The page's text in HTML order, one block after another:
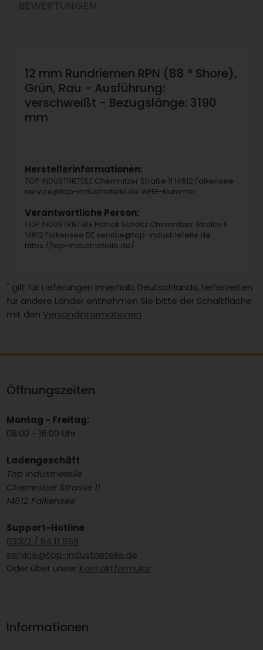
12 mm Rundriemen RPN (88 ° Shore),
Grün, Rau - Ausführung:
verschweißt - Bezugslänge: 3190
mm
Herstellerinformationen:
TOP INDUSTRIETEILE Chemnitzer Straße 11 14612 Falkensee
service@top-industrieteile.de WEEE-Nummer:
Verantwortliche Person:
TOP INDUSTRIETEILE Patrick Scholtz Chemnitzer Straße 11
14612 Falkensee DE service@top-industrieteile.de
https://top-industrieteile.de/
* gilt für Lieferungen innerhalb Deutschlands, Lieferzeiten
für andere Länder entnehmen Sie bitte der Schaltfläche
mit den Versandinformationen
Öffnungszeiten
Montag - Freitag:
08:00 - 16:00 Uhr
Ladengeschäft
Top Industrieteile
Chemnitzer Strasse 11
14612 Falkensee
Support-Hotline
03322 / 84 11 959
service@top-industrieteile.de
Oder über unser Kontaktformular
Informationen